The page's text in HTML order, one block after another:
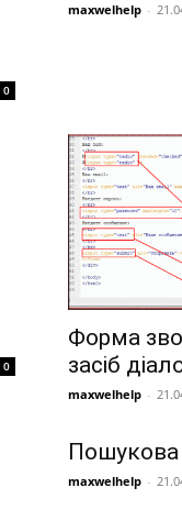
0
maxwelhelp -
0
Форма
засіб
maxwelhelp -
Пошукова
maxwelhelp -